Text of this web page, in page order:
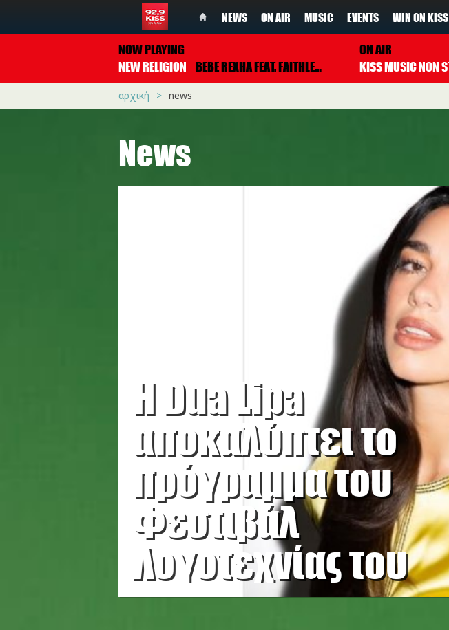
NEWS ON AIR MUSIC EVENTS WIN ON KISS
NOW PLAYING
NEW RELIGION
BEBE REXHA FEAT. FAITHLESS
ON AIR
αρχική news
News
Η Dua Lipa
αποκαλύπτει το
πρόγραμμα του
Φεστιβάλ
Λογοτεχνίας του
Λονδίνου